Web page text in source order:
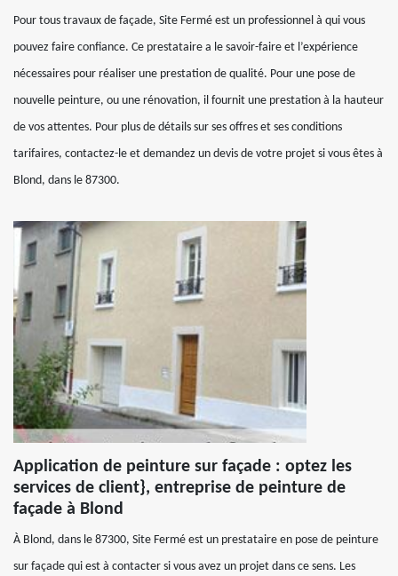
Pour tous travaux de façade, Site Fermé est un professionnel à qui vous
pouvez faire confiance. Ce prestataire a le savoir-faire et l’expérience
nécessaires pour réaliser une prestation de qualité. Pour une pose de
nouvelle peinture, ou une rénovation, il fournit une prestation à la hauteur
de vos attentes. Pour plus de détails sur ses offres et ses conditions
tarifaires, contactez-le et demandez un devis de votre projet si vous êtes à
Blond, dans le 87300.
Application de peinture sur façade : optez les
services de client}, entreprise de peinture de
façade à Blond
À Blond, dans le 87300, Site Fermé est un prestataire en pose de peinture
sur façade qui est à contacter si vous avez un projet dans ce sens. Les